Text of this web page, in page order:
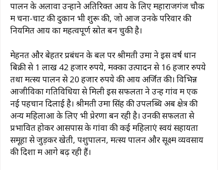
पालन के अलावा उन्होंने अतिरिक्त आय के लिए महाराजगंज चौक
में चना-चाट की दुकान भी शुरू की, जो आज उनके परिवार की
नियमित आय का महत्वपूर्ण स्रोत बन चुकी है।
मेहनत और बेहतर प्रबंधन के बल पर श्रीमती उमा ने इस वर्ष धान
बिक्री से 1 लाख 42 हजार रुपये, मक्का उत्पादन से 16 हजार रुपये
तथा मत्स्य पालन से 20 हजार रुपये की आय अर्जित की। विभिन्न
आजीविका गतिविधियों से मिली इस सफलता ने उन्हें गांव में एक
नई पहचान दिलाई है। श्रीमती उमा सिंह की उपलब्धि अब क्षेत्र की
अन्य महिलाओं के लिए भी प्रेरणा बन रही है। उनकी सफलता से
प्रभावित होकर आसपास के गांवों की कई महिलाएं स्वयं सहायता
समूहों से जुड़कर खेती, पशुपालन, मत्स्य पालन और सूक्ष्म व्यवसाय
की दिशा में आगे बढ़ रही हैं।